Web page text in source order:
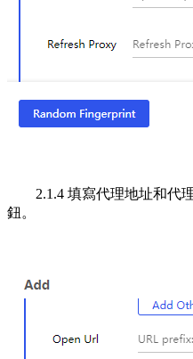
2.1.4 填寫代理地址和代理
鈕。